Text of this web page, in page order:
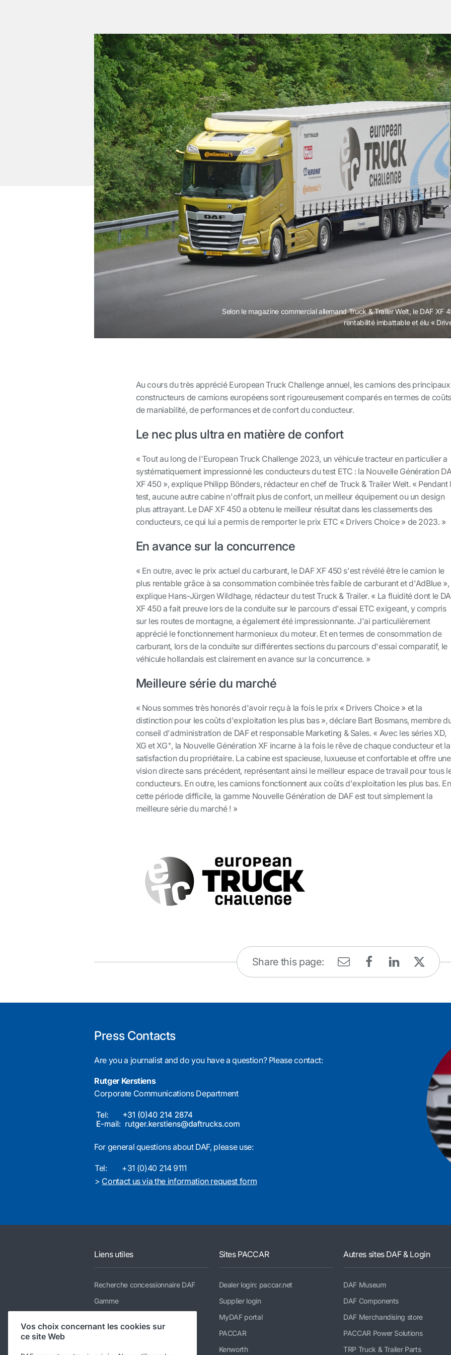
Selon le magazine commercial allemand Truck & Trailer Welt, le DAF XF
rentabilité imbattable et élu «
Au cours du très apprécié European Truck Challenge annuel, les camions des principaux
constructeurs de camions européens sont rigoureusement comparés en termes de
de maniabilité, de performances et de confort du conducteur.
Le nec plus ultra en matière de confort
« Tout au long de l'European Truck Challenge 2023, un véhicule tracteur en particulier a
systématiquement impressionné les conducteurs du test ETC : la Nouvelle Génération
XF 450 », explique Philipp Bönders, rédacteur en chef de Truck & Trailer Welt. « Pendant
test, aucune autre cabine n'offrait plus de confort, un meilleur équipement ou un design
plus attrayant. Le DAF XF 450 a obtenu le meilleur résultat dans les classements des
conducteurs, ce qui lui a permis de remporter le prix ETC « Drivers Choice » de 2023. »
En avance sur la concurrence
« En outre, avec le prix actuel du carburant, le DAF XF 450 s'est révélé être le camion le
plus rentable grâce à sa consommation combinée très faible de carburant et d'AdBlue »,
explique Hans-Jürgen Wildhage, rédacteur du test Truck & Trailer. « La fluidité dont le
XF 450 a fait preuve lors de la conduite sur le parcours d'essai ETC exigeant, y compris
sur les routes de montagne, a également été impressionnante. J'ai particulièrement
apprécié le fonctionnement harmonieux du moteur. Et en termes de consommation de
carburant, lors de la conduite sur différentes sections du parcours d'essai comparatif, le
véhicule hollandais est clairement en avance sur la concurrence. »
Meilleure série du marché
« Nous sommes très honorés d'avoir reçu à la fois le prix « Drivers Choice » et la
distinction pour les coûts d'exploitation les plus bas », déclare Bart Bosmans, membre
conseil d'administration de DAF et responsable Marketing & Sales. « Avec les séries XD,
XG et XG+, la Nouvelle Génération XF incarne à la fois le rêve de chaque conducteur et la
satisfaction du propriétaire. La cabine est spacieuse, luxueuse et confortable et offre une
vision directe sans précédent, représentant ainsi le meilleur espace de travail pour tous
conducteurs. En outre, les camions fonctionnent aux coûts d'exploitation les plus bas. En
cette période difficile, la gamme Nouvelle Génération de DAF est tout simplement la
meilleure série du marché ! »
Share this page:
Press Contacts
Are you a journalist and do you have a question? Please contact:
Rutger Kerstiens
Corporate Communications Department
For general questions about DAF, please use:
Tel:
+31 (0)40 214 9111
> Contact us via the information request form
Liens utiles
Recherche concessionnaire DAF
Gamme
Sites PACCAR
Dealer login: paccar.net
Supplier login
MyDAF portal
PACCAR
Kenworth
Autres sites DAF & Login
DAF Museum
DAF Components
DAF Merchandising store
PACCAR Power Solutions
TRP Truck & Trailer Parts
Vos choix concernant les cookies sur
ce site Web